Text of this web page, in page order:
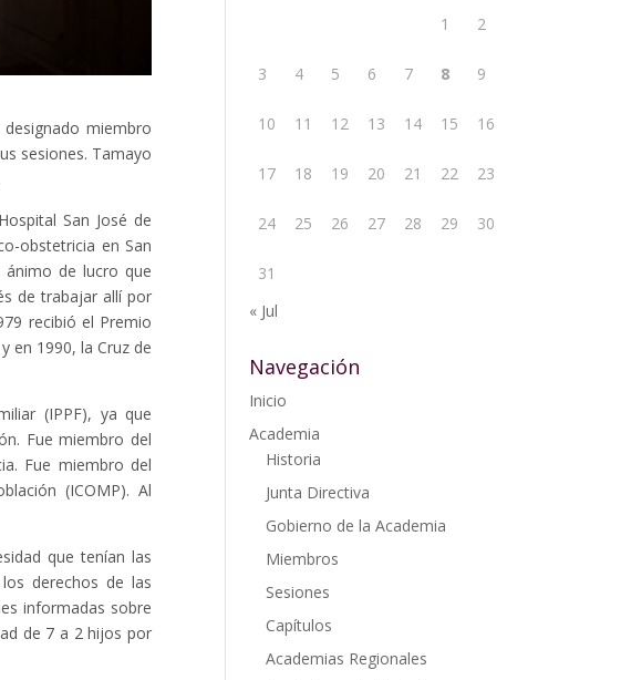
miembro
sesiones. Tamayo
San José de
obstetricia en San
ánimo de lucro que
de trabajar allí por
recibió el Premio
en 1990, la Cruz de
(IPPF), ya que
Fue miembro del
Fue miembro del
(ICOMP). Al
que tenían las
derechos de las
informadas sobre
de 7 a 2 hijos por
1 2
3 4 5 6 7 8 9
10 11 12 13 14 15 16
17 18 19 20 21 22 23
24 25 26 27 28 29 30
31
« Jul
Navegación
Inicio
Academia
Historia
Junta Directiva
Gobierno de la Academia
Miembros
Sesiones
Capítulos
Academias Regionales